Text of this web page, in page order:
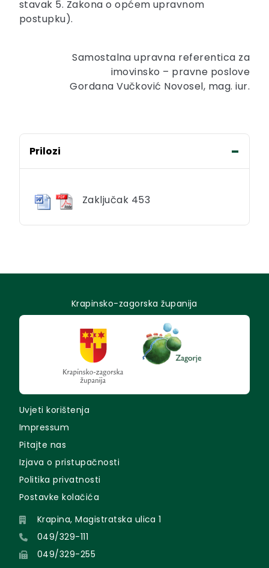
stavak 5. Zakona o općem upravnom
postupku).
Samostalna upravna referentica za
imovinsko – pravne poslove
Gordana Vučković Novosel, mag. iur.
Prilozi
Zaključak 453
Krapinsko-zagorska županija
Uvjeti korištenja
Impressum
Pitajte nas
Izjava o pristupačnosti
Politika privatnosti
Postavke kolačića
Krapina, Magistratska ulica 1
049/329-111
049/329-255